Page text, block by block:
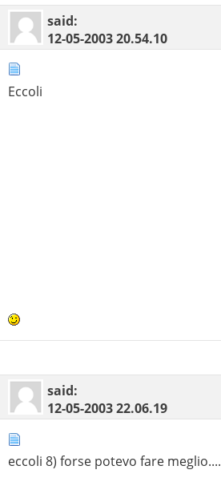
said:
12-05-200320.54.10
Eccoli
said:
12-05-200322.06.19
eccoli 8) forse potevo fare meglio....